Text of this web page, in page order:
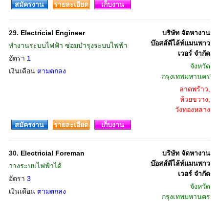
สมัครงาน รายละเอียด เก็บงาน
29. Electricial Engineer
ทำงานระบบไฟฟ้า ซ่อมบำรุงระบบไฟฟ้า
อัตรา 1
เงินเดือน ตามตกลง
บริษัท จัดหางาน
บ๊อสส์ดีไล้ท์แมนพาว
เวอร์ จำกัด
จังหวัด
กรุงเทพมหานคร
ลาดพร้าว,
ห้วยขวาง,
วังทองหลาง
สมัครงาน
รายละเอียด เก็บงาน
30. Electricial Foreman
วางระบบไฟฟ้าได้
อัตรา 3
เงินเดือน ตามตกลง
บริษัท จัดหางาน
บ๊อสส์ดีไล้ท์แมนพาว
เวอร์ จำกัด
จังหวัด
กรุงเทพมหานคร